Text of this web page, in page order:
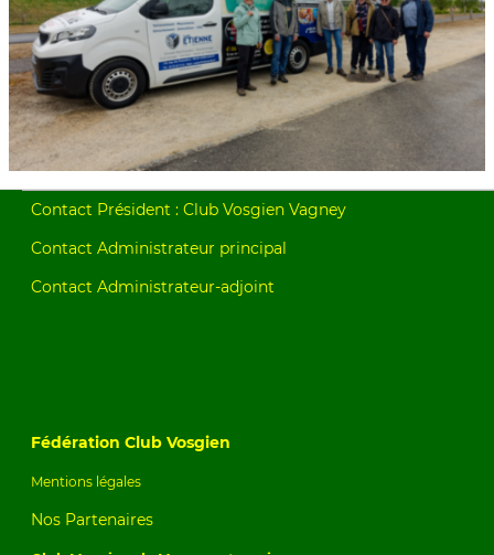
Adhésion
Contact Président : Club Vosgien Vagney
Contact Administrateur principal
Contact Administrateur-adjoint
Fédération Club Vosgien
Mentions légales
Nos Partenaires